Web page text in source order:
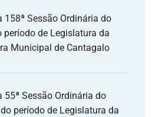
158ª Sessão Ordinária do
período de Legislatura da
Municipal de Cantagalo
55ª Sessão Ordinária do
período de Legislatura da